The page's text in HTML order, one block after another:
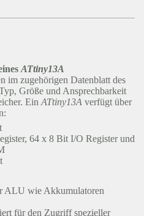
ATtiny13A
im zugehörigen Datenblatt des
Größe und Ansprechbarkeit
Ein ATtiny13A verfügt über
64 x 8 Bit I/O Register und
ALU wie Akkumulatoren
für den Zugriff spezieller